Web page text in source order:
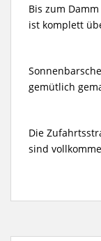
Bis zum
ist komplett
gemütlich
Die
sind